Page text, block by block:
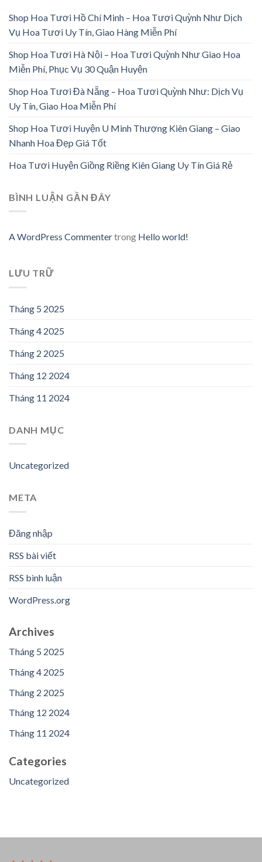
Shop Hoa Tươi Hồ Chí Minh – Hoa Tươi Quỳnh Như Dịch
Vụ Hoa Tươi Uy Tín, Giao Hàng Miễn Phí
Shop Hoa Tươi Hà Nội – Hoa Tươi Quỳnh Như Giao Hoa
Miễn Phí, Phục Vụ 30 Quận Huyện
Shop Hoa Tươi Đà Nẵng – Hoa Tươi Quỳnh Như: Dịch Vụ
Uy Tín, Giao Hoa Miễn Phí
Shop Hoa Tươi Huyện U Minh Thượng Kiên Giang – Giao
Nhanh Hoa Đẹp Giá Tốt
Hoa Tươi Huyện Giồng Riềng Kiên Giang Uy Tín Giá Rẻ
BÌNH LUẬN GẦN ĐÂY
A WordPress Commentertrong Hello world!
LƯU TRỮ
Tháng 5 2025
Tháng 4 2025
Tháng 2 2025
Tháng 12 2024
Tháng 11 2024
DANH MỤC
Uncategorized
META
Đăng nhập
RSS bài viết
RSS bình luận
WordPress.org
Archives
Tháng 5 2025
Tháng 4 2025
Tháng 2 2025
Tháng 12 2024
Tháng 11 2024
Categories
Uncategorized